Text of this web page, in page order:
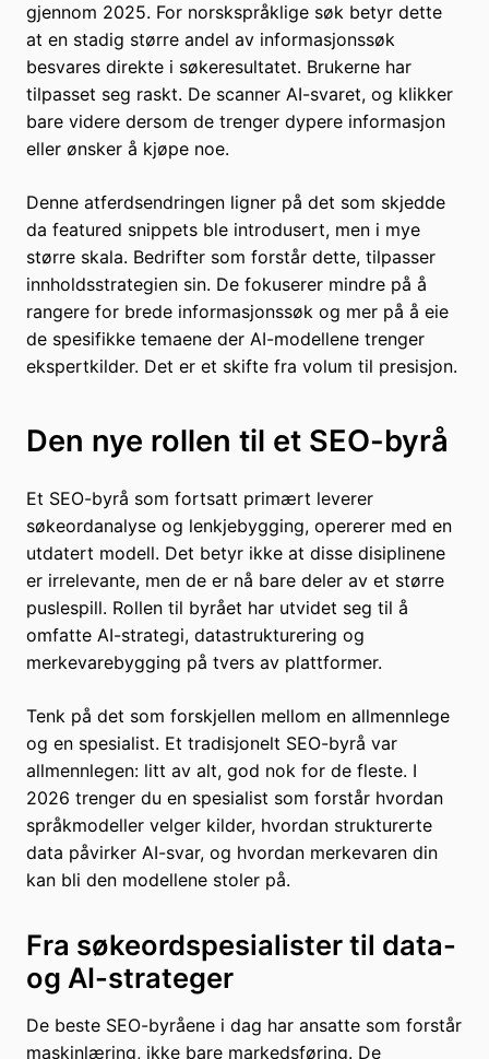
gjennom 2025. For norskspråklige søk betyr dette
at en stadig større andel av informasjonssøk
besvares direkte i søkeresultatet. Brukerne har
tilpasset seg raskt. De scanner AI-svaret, og klikker
bare videre dersom de trenger dypere informasjon
eller ønsker å kjøpe noe.
Denne atferdsendringen ligner på det som skjedde
da featured snippets ble introdusert, men i mye
større skala. Bedrifter som forstår dette, tilpasser
innholdsstrategien sin. De fokuserer mindre på å
rangere for brede informasjonssøk og mer på å eie
de spesifikke temaene der AI-modellene trenger
ekspertkilder. Det er et skifte fra volum til presisjon.
Den nye rollen til et SEO-byrå
Et SEO-byrå som fortsatt primært leverer
søkeordanalyse og lenkjebygging, opererer med en
utdatert modell. Det betyr ikke at disse disiplinene
er irrelevante, men de er nå bare deler av et større
puslespill. Rollen til byrået har utvidet seg til å
omfatte AI-strategi, datastrukturering og
merkevarebygging på tvers av plattformer.
Tenk på det som forskjellen mellom en allmennlege
og en spesialist. Et tradisjonelt SEO-byrå var
allmennlegen: litt av alt, god nok for de fleste. I
2026 trenger du en spesialist som forstår hvordan
språkmodeller velger kilder, hvordan strukturerte
data påvirker AI-svar, og hvordan merkevaren din
kan bli den modellene stoler på.
Fra søkeordspesialister til data-
og AI-strateger
De beste SEO-byråene i dag har ansatte som forstår
maskinlæring, ikke bare markedsføring. De